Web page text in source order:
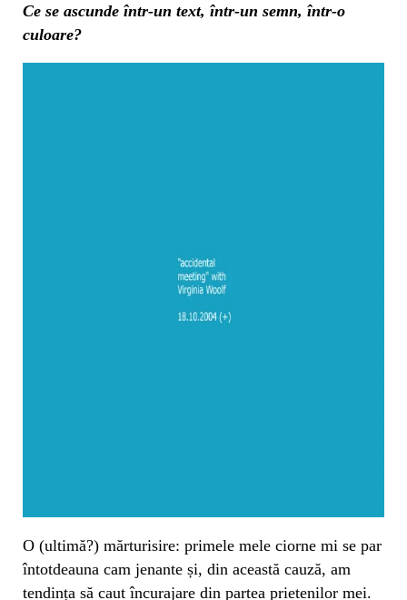
Ce se ascunde într-un text, într-un semn, într-o
culoare?
O (ultimă?) mărturisire: primele mele ciorne mi se par
întotdeauna cam jenante și, din această cauză, am
tendința să caut încurajare din partea prietenilor mei.